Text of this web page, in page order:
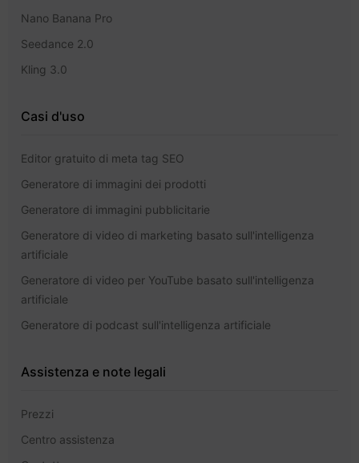
Nano Banana Pro
Seedance 2.0
Kling 3.0
Casi d'uso
Editor gratuito di meta tag SEO
Generatore di immagini dei prodotti
Generatore di immagini pubblicitarie
Generatore di video di marketing basato sull'intelligenza
artificiale
Generatore di video per YouTube basato sull'intelligenza
artificiale
Generatore di podcast sull'intelligenza artificiale
Assistenza e note legali
Prezzi
Centro assistenza